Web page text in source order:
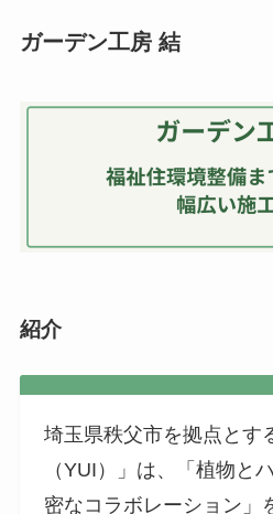
ガーデン工房 結
紹介
埼玉県秩父市を拠点とす
（YUI）」は、「植物と
密なコラボレーション」